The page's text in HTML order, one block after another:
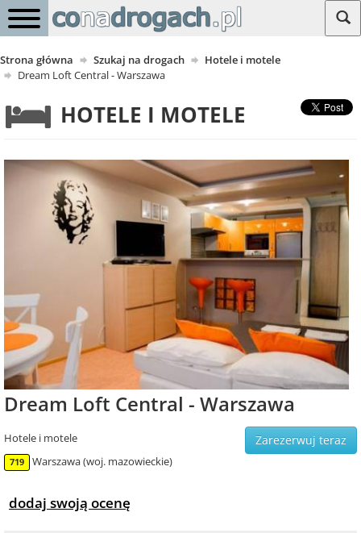
Strona główna Szukaj na drogach
Hotele i motele
Dream Loft Central - Warszawa
HOTELE I MOTELE
Dream Loft Central - Warszawa
Zarezerwuj teraz
Hotele i motele
719 Warszawa (woj. mazowieckie)
dodaj swoją ocenę